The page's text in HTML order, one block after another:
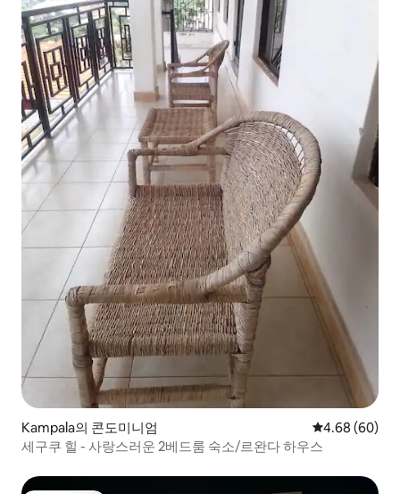
Kampala의 콘도미니엄 평점 4.68점(5
4.68 (60)
세구쿠 힐 - 사랑스러운 2베드룸 숙소/르완다 하우스